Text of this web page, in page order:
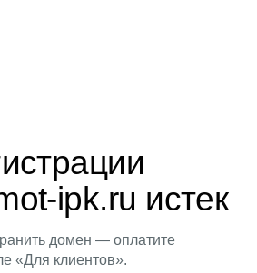
ipk.ru истек
домен — оплатите
«Для клиентов».